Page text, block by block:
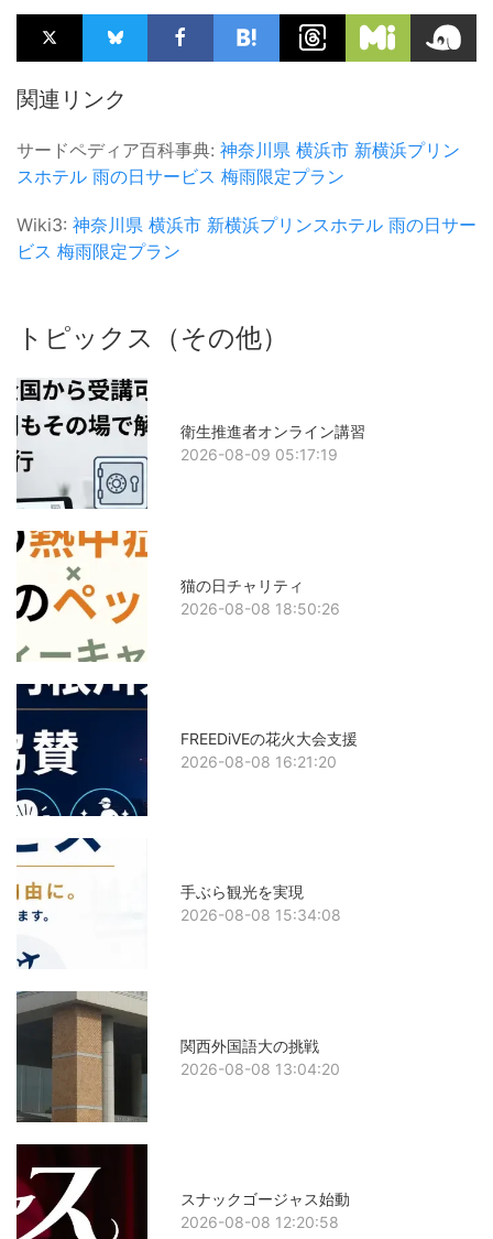
関連リンク
サードペディア百科事典: 神奈川県 横浜市 新横浜プリン
スホテル 雨の日サービス 梅雨限定プラン
Wiki3: 神奈川県 横浜市 新横浜プリンスホテル 雨の日サー
ビス 梅雨限定プラン
トピックス（その他）
衛生推進者オンライン講習
2026-08-09 05:17:19
猫の日チャリティ
2026-08-08 18:50:26
FREEDiVEの花火大会支援
2026-08-08 16:21:20
手ぶら観光を実現
2026-08-08 15:34:08
関西外国語大の挑戦
2026-08-08 13:04:20
スナックゴージャス始動
2026-08-08 12:20:58